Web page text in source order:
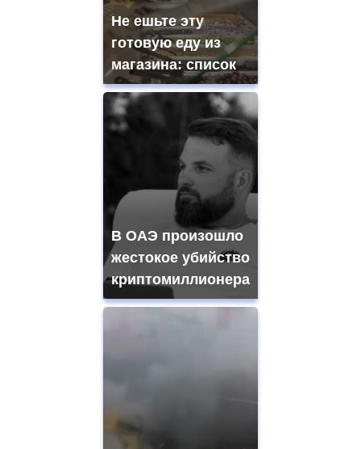
Не ешьте эту
готовую еду из
магазина: список
В ОАЭ произошло
жестокое убийство
криптомиллионера